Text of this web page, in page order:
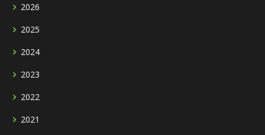
2026
2025
2024
2023
2022
2021